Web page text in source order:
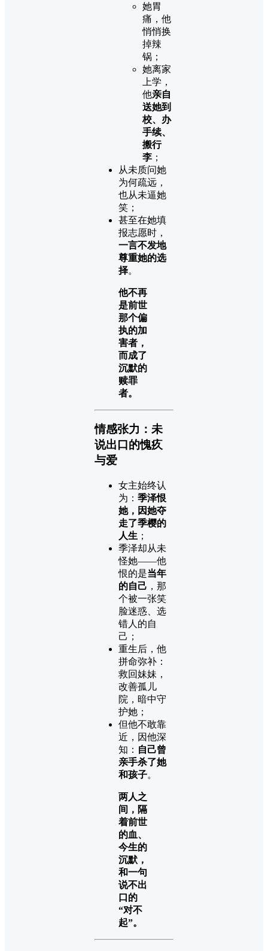
她胃
痛，他
悄悄换
掉辣
锅；
她离家
上学，
他亲自
送她到
校、办
手续、
搬行
李 ；
从未质问她
为何疏远，
也从未逼她
笑；
甚至在她填
报志愿时，
一言不发地
尊重她的选
择。
他不再
是前世
那个偏
执的加
害者，
而成了
沉默的
赎罪
者。
情感张力：未
说出口的愧疚
与爱
女主始终认
为： 季泽恨
她，因她夺
走了季樱的
人生 ；
季泽却从未
怪她——他
恨的是当年
的自己 ，那
个被一张笑
脸迷惑、选
错人的自
己；
重生后，他
拼命弥补：
救回妹妹，
改善孤儿
院，暗中守
护她；
但他不敢靠
近，因他深
知： 自己曾
亲手杀了她
和孩子。
两人之
间，隔
着前世
的血、
今生的
沉默，
和一句
说不出
口的
“对不
起”。